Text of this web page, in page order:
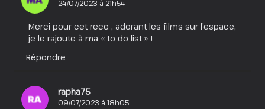
24/07/2023 à 21h54
Merci pour cet reco , adorant les films sur l’espace,
je le rajoute à ma « to do list » !
Répondre
rapha75
09/07/2023 à 18h05